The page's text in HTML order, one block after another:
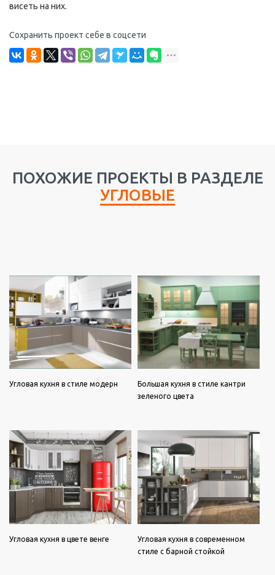
висеть на них.
Сохранить проект себе в соцсети
ПОХОЖИЕ ПРОЕКТЫ В РАЗДЕЛЕ
УГЛОВЫЕ
Угловая кухня в стиле модерн
Большая кухня в стиле кантри
зеленого цвета
Угловая кухня в цвете венге
Угловая кухня в современном
стиле с барной стойкой